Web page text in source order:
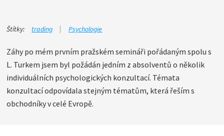
Štítky: trading Psychologie
Záhy po mém prvním pražském semináři pořádaným spolu s
L. Turkem jsem byl požádán jedním z absolventů o několik
individuálních psychologických konzultací. Témata
konzultací odpovídala stejným tématům, která řeším s
obchodníky v celé Evropě.